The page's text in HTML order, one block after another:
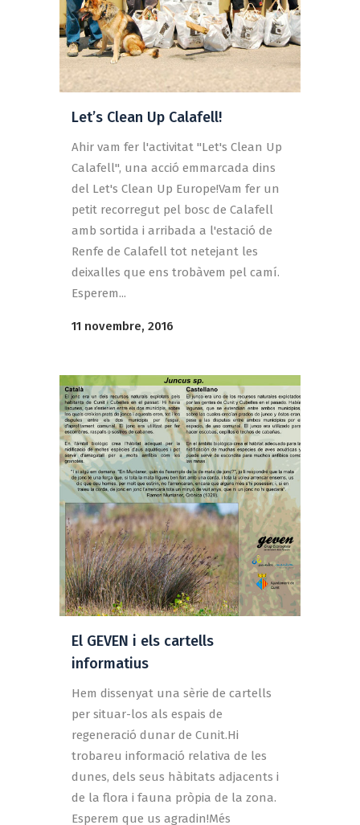
Let’s Clean Up Calafell!
Ahir vam fer l'activitat "Let's Clean Up
Calafell", una acció emmarcada dins
del Let's Clean Up Europe!Vam fer un
petit recorregut pel bosc de Calafell
amb sortida i arribada a l'estació de
Renfe de Calafell tot netejant les
deixalles que ens trobàvem pel camí.
Esperem...
11 novembre, 2016
El GEVEN i els cartells
informatius
Hem dissenyat una sèrie de cartells
per situar-los als espais de
regeneració dunar de Cunit.Hi
trobareu informació relativa de les
dunes, dels seus hàbitats adjacents i
de la flora i fauna pròpia de la zona.
Esperem que us agradin!Més